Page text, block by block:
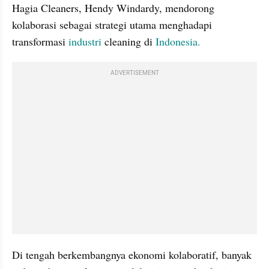
Hagia Cleaners, Hendy Windardy, mendorong
kolaborasi sebagai strategi utama menghadapi
transformasi industri cleaning di Indonesia.
ADVERTISEMENT
Di tengah berkembangnya ekonomi kolaboratif, banyak